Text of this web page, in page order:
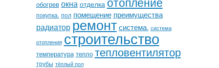
обогрев окна отделка
покупка. пол помещение преимущества
радиатор ремонт система. система
отопления строительство
температура тепло тепловентилятор
трубы тёплый пол